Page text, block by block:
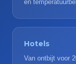
en
Hotels
Van ontbijt voor